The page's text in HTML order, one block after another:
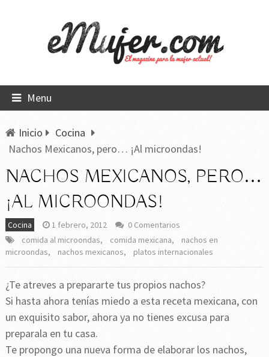
Menu
Inicio
Cocina
Nachos Mexicanos, pero… ¡Al microondas!
NACHOS MEXICANOS, PERO…
¡AL MICROONDAS!
Cocina 1 febrero, 2012
0 Comentarios
comida al microondas, comida mexicana,
nachos en
microondas, nachos mexicanos, platos internacionales
¿Te atreves a prepararte tus propios nachos?
Si hasta ahora tenías miedo a esta receta mexicana, con
un exquisito sabor, ahora ya no tienes excusa para
preparala en tu casa.
Te propongo una nueva forma de elaborar los nachos,